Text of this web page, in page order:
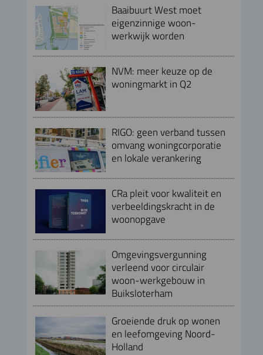
Baaibuurt West moet
eigenzinnige woon-
werkwijk worden
NVM: meer keuze op de
woningmarkt in Q2
RIGO: geen verband tussen
omvang woningcorporatie
en lokale verankering
CRa pleit voor kwaliteit en
verbeeldingskracht in de
woonopgave
Omgevingsvergunning
verleend voor circulair
woon-werkgebouw in
Buiksloterham
Groeiende druk op wonen
en leefomgeving Noord-
Holland